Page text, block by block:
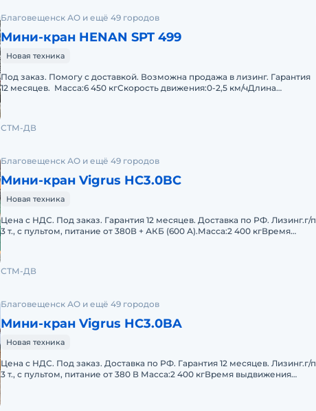
Благовещенск АО и ещё 49 городов
Мини-кран HENAN SPT 499
Новая техника
Под заказ. Помогу с доставкой. Возможна продажа в лизинг. Гарантия
12 месяцев. Масса:6 450 кгСкорость движения:0-2,5 км/чДлина
СТМ-ДВ
Благовещенск АО и ещё 49 городов
Мини-кран Vigrus HC3.0BC
Новая техника
Цена с НДС. Под заказ. Гарантия 12 месяцев. Доставка по РФ. Лизинг.г/п
3 т., с пультом, питание от 380В + АКБ (600 А).Масса:2 400 кгВремя
СТМ-ДВ
Благовещенск АО и ещё 49 городов
Мини-кран Vigrus HC3.0BA
Новая техника
Цена с НДС. Под заказ. Доставка по РФ. Гарантия 12 месяцев. Лизинг.г/п
3 т., с пультом, питание от 380 В Масса:2 400 кгВремя выдвижения